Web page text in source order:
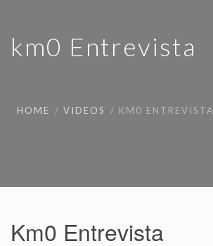
km0 Entrevista
HOME VIDEOS KM0 ENTREVISTA
Km0 Entrevista